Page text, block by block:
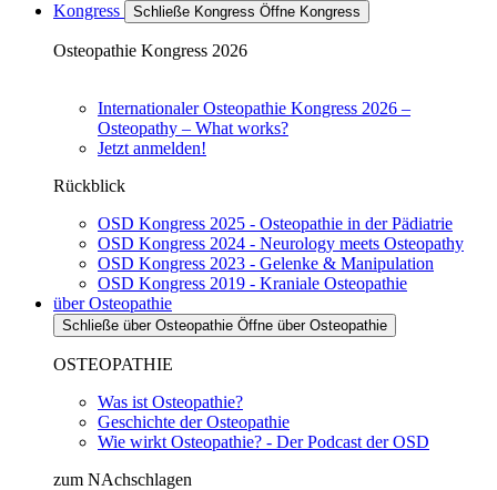
Kongress
Schließe Kongress Öffne Kongress
Osteopathie Kongress 2026
Internationaler Osteopathie Kongress 2026 –
Osteopathy – What works?
Jetzt anmelden!
Rückblick
OSD Kongress 2025 - Osteopathie in der Pädiatrie
OSD Kongress 2024 - Neurology meets Osteopathy
OSD Kongress 2023 - Gelenke & Manipulation
OSD Kongress 2019 - Kraniale Osteopathie
über Osteopathie
Schließe über Osteopathie Öffne über Osteopathie
OSTEOPATHIE
Was ist Osteopathie?
Geschichte der Osteopathie
Wie wirkt Osteopathie? - Der Podcast der OSD
zum NAchschlagen